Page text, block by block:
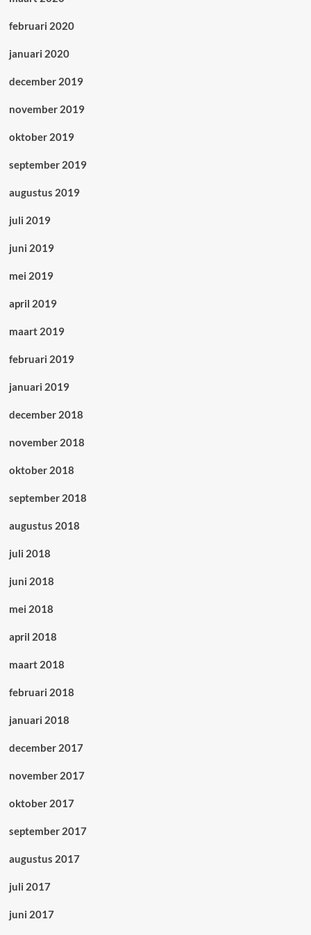
februari 2020
januari 2020
december 2019
november 2019
oktober 2019
september 2019
augustus 2019
juli 2019
juni 2019
mei 2019
april 2019
maart 2019
februari 2019
januari 2019
december 2018
november 2018
oktober 2018
september 2018
augustus 2018
juli 2018
juni 2018
mei 2018
april 2018
maart 2018
februari 2018
januari 2018
december 2017
november 2017
oktober 2017
september 2017
augustus 2017
juli 2017
juni 2017